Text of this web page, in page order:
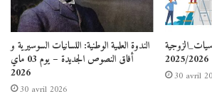
الندوة العلمية الوطنية: اللسانيات السوسيرية و
أفاق النصوص الجديدة – يوم 03 ماي
2026
30 avril 2026
2025/2026
30 avril